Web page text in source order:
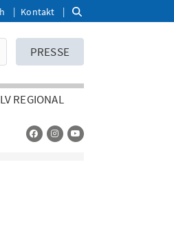
Kontakt
PRESSE
REGIONAL